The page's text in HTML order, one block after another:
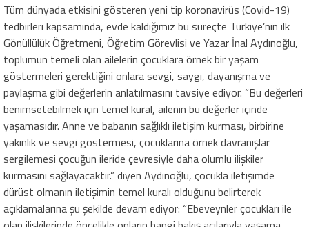
Tüm dünyada etkisini gösteren yeni tip koronavirüs (Covid-19)
tedbirleri kapsamında, evde kaldığımız bu süreçte Türkiye’nin ilk
Gönüllülük Öğretmeni, Öğretim Görevlisi ve Yazar İnal Aydınoğlu,
toplumun temeli olan ailelerin çocuklara örnek bir yaşam
göstermeleri gerektiğini onlara sevgi, saygı, dayanışma ve
paylaşma gibi değerlerin anlatılmasını tavsiye ediyor. “Bu değerleri
benimsetebilmek için temel kural, ailenin bu değerler içinde
yaşamasıdır. Anne ve babanın sağlıklı iletişim kurması, birbirine
yakınlık ve sevgi göstermesi, çocuklarına örnek davranışlar
sergilemesi çocuğun ileride çevresiyle daha olumlu ilişkiler
kurmasını sağlayacaktır.” diyen Aydınoğlu, çocukla iletişimde
dürüst olmanın iletişimin temel kuralı olduğunu belirterek
açıklamalarına şu şekilde devam ediyor: “Ebeveynler çocukları ile